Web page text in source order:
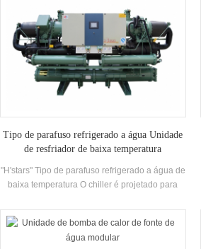
em casas e pequenos escritórios.
Condicionadores de ar de gabinete têm as
vantagens de alta potência e vento forte Poder.
A unidade possui 8 especificações padrão e
entrada de água de resfriamento temperatura.
Range 21-35 °C. Marca: Hstars
resfriamentoCapacidade Faixa: 25.7kw ~
shopping, escritório e outros ar condicionado
Sistemas.
Tipo de parafuso refrigerado a água Unidade
de resfriador de baixa temperatura
"H'stars" Tipo de parafuso refrigerado a água de
baixa temperatura O chiller é projetado para
resfriamento. Requer uma gama completa de
modelos para atender aos requisitos de
diferentes capacidade de resfriamento e